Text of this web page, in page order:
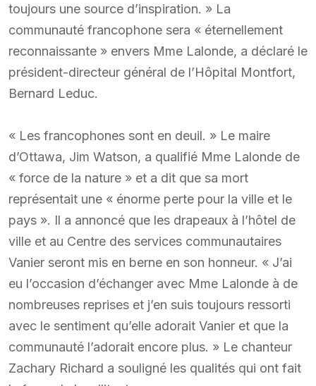
toujours une source d’inspiration. » La
communauté francophone sera « éternellement
reconnaissante » envers Mme Lalonde, a déclaré le
président-directeur général de l’Hôpital Montfort,
Bernard Leduc.
« Les francophones sont en deuil. » Le maire
d’Ottawa, Jim Watson, a qualifié Mme Lalonde de
« force de la nature » et a dit que sa mort
représentait une « énorme perte pour la ville et le
pays ». Il a annoncé que les drapeaux à l’hôtel de
ville et au Centre des services communautaires
Vanier seront mis en berne en son honneur. « J’ai
eu l’occasion d’échanger avec Mme Lalonde à de
nombreuses reprises et j’en suis toujours ressorti
avec le sentiment qu’elle adorait Vanier et que la
communauté l’adorait encore plus. » Le chanteur
Zachary Richard a souligné les qualités qui ont fait